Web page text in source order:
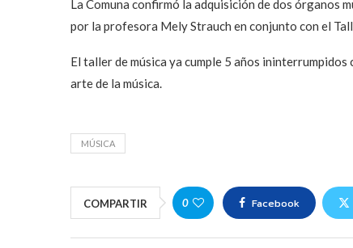
La Comuna confirmó la adquisición de dos órganos
por la profesora Mely Strauch en conjunto con el
El taller de música ya cumple 5 años
arte de la música.
MÚSICA
COMPARTIR 0 Facebook